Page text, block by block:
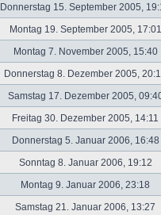
Donnerstag 15. September 2005,
Montag 19. September 2005,
Montag 7. November 2005, 15:40
Donnerstag 8. Dezember 2005,
Samstag 17. Dezember 2005,
Freitag 30. Dezember 2005, 14:11
Donnerstag 5. Januar 2006, 16:48
Sonntag 8. Januar 2006, 19:12
Montag 9. Januar 2006, 23:18
Samstag 21. Januar 2006, 13:27